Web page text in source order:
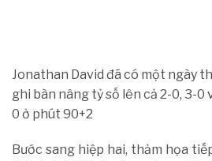
Jonathan David đã có một ngày
ghi bàn nâng tỷ số lên cả 2-0, 3-0
0 ở phút 90+2
Bước sang hiệp hai, thảm họa